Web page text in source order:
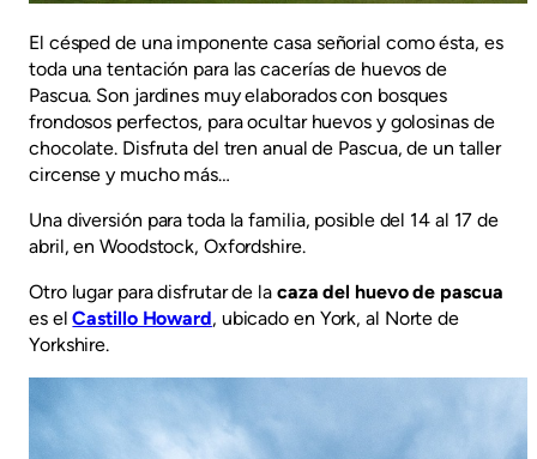
El césped de una imponente casa señorial como ésta, es
toda una tentación para las cacerías de huevos de
Pascua. Son jardines muy elaborados con bosques
frondosos perfectos, para ocultar huevos y golosinas de
chocolate. Disfruta del tren anual de Pascua, de un taller
circense y mucho más…
Una diversión para toda la familia, posible del 14 al 17 de
abril, en Woodstock, Oxfordshire.
Otro lugar para disfrutar de la caza del huevo de pascua
es elCastillo Howard, ubicado en York, al Norte de
Yorkshire.